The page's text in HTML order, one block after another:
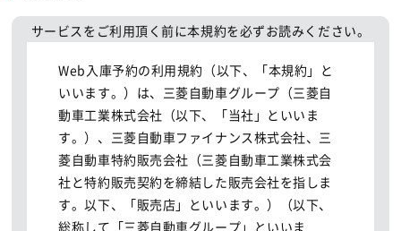
サービスをご利用頂く前に本規約を必ずお読みください。
Web入庫予約の利用規約（以下、「本規約」と
いいます。）は、三菱自動車グループ（三菱自
動車工業株式会社（以下、「当社」といいま
す。）、三菱自動車ファイナンス株式会社、三
菱自動車特約販売会社（三菱自動車工業株式会
社と特約販売契約を締結した販売会社を指しま
す。以下、「販売店」といいます。）（以下、
総称して「三菱自動車グループ」といいま